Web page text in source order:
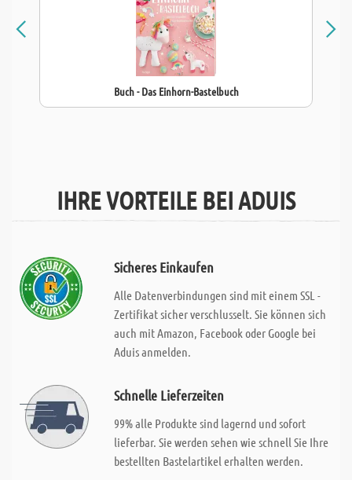
Buch - Das Einhorn-Bastelbuch
IHRE VORTEILE BEI ADUIS
Sicheres Einkaufen
Alle Datenverbindungen sind mit einem SSL -
Zertifikat sicher verschlusselt. Sie können sich
auch mit Amazon, Facebook oder Google bei
Aduis anmelden.
Schnelle Lieferzeiten
99% alle Produkte sind lagernd und sofort
lieferbar. Sie werden sehen wie schnell Sie Ihre
bestellten Bastelartikel erhalten werden.